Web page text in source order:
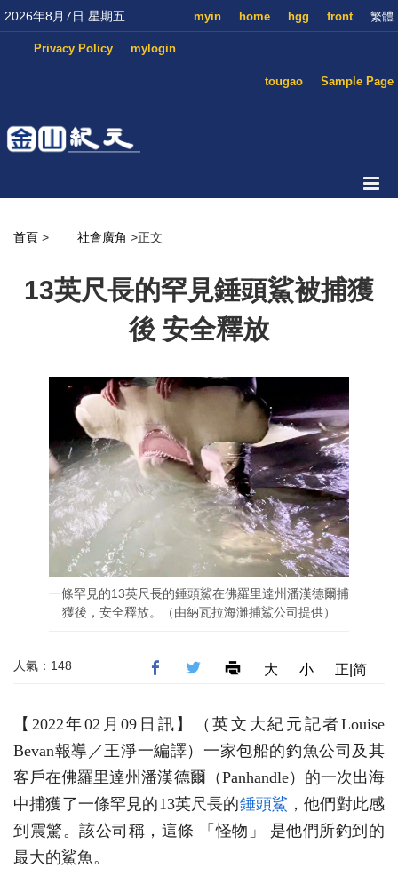
2026年8月7日 星期五 繁體
front
hgg
home
myin
mylogin
Privacy Policy
Sample Page
tougao
首頁 > 社會廣角 >正文
13英尺長的罕見錘頭鯊被捕獲
後 安全釋放
一條罕見的13英尺長的錘頭鯊在佛羅里達州潘漢德爾捕
獲後，安全釋放。（由納瓦拉海灘捕鯊公司提供）
人氣：148 大 小 正|简
【2022年02月09日訊】（英文大紀元記者Louise
Bevan報導／王淨一編譯）一家包船的釣魚公司及其
客戶在佛羅里達州潘漢德爾（Panhandle）的一次出海
中捕獲了一條罕見的13英尺長的錘頭鯊 ，他們對此感
到震驚。該公司稱，這條 「怪物」 是他們所釣到的
最大的鯊魚。